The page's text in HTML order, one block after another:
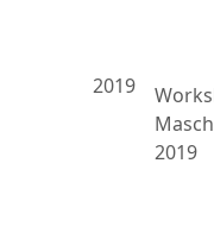
2019
2019